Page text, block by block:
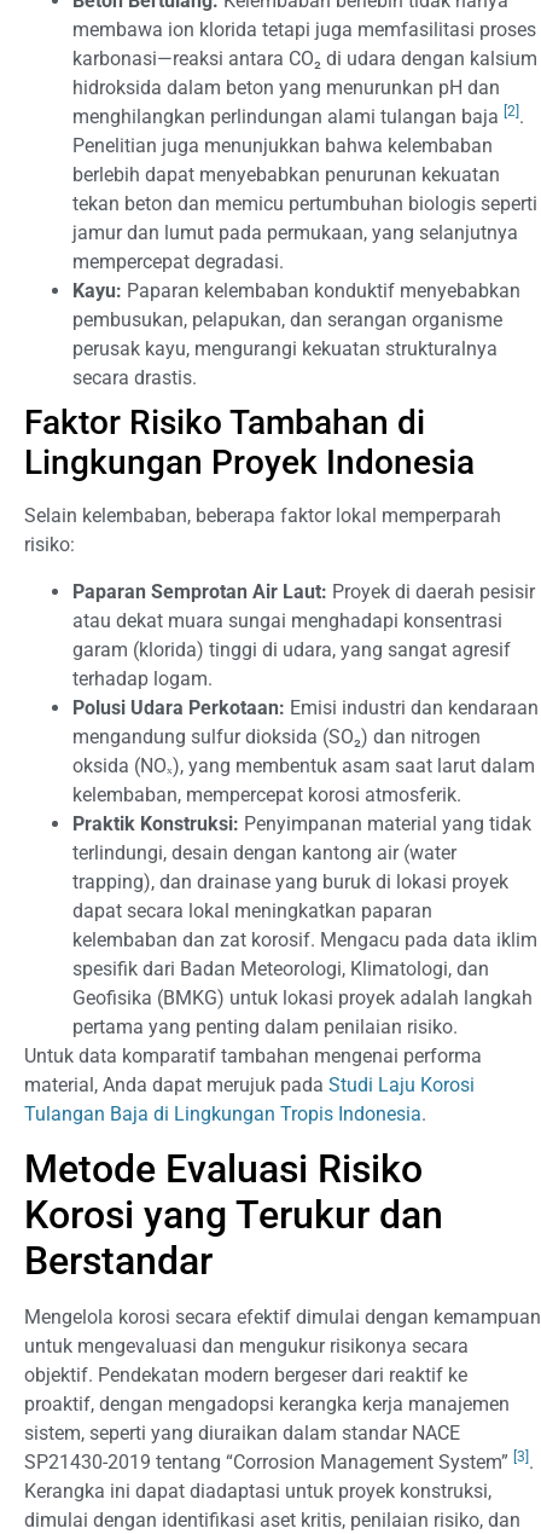
membawa ion klorida tetapi juga memfasilitasi proses
karbonasi—reaksi antara CO₂ di udara dengan kalsium
hidroksida dalam beton yang menurunkan pH dan
menghilangkan perlindungan alami tulangan baja [2] .
Penelitian juga menunjukkan bahwa kelembaban
berlebih dapat menyebabkan penurunan kekuatan
tekan beton dan memicu pertumbuhan biologis seperti
jamur dan lumut pada permukaan, yang selanjutnya
mempercepat degradasi.
Kayu: Paparan kelembaban konduktif menyebabkan
pembusukan, pelapukan, dan serangan organisme
perusak kayu, mengurangi kekuatan strukturalnya
secara drastis.
Faktor Risiko Tambahan di
Lingkungan Proyek Indonesia
Selain kelembaban, beberapa faktor lokal memperparah
risiko:
Paparan Semprotan Air Laut: Proyek di daerah pesisir
atau dekat muara sungai menghadapi konsentrasi
garam (klorida) tinggi di udara, yang sangat agresif
terhadap logam.
Polusi Udara Perkotaan: Emisi industri dan kendaraan
mengandung sulfur dioksida (SO₂) dan nitrogen
oksida (NOₓ), yang membentuk asam saat larut dalam
kelembaban, mempercepat korosi atmosferik.
Praktik Konstruksi: Penyimpanan material yang tidak
terlindungi, desain dengan kantong air (water
trapping), dan drainase yang buruk di lokasi proyek
dapat secara lokal meningkatkan paparan
kelembaban dan zat korosif. Mengacu pada data iklim
spesifik dari Badan Meteorologi, Klimatologi, dan
Geofisika (BMKG) untuk lokasi proyek adalah langkah
pertama yang penting dalam penilaian risiko.
Untuk data komparatif tambahan mengenai performa
material, Anda dapat merujuk pada Studi Laju Korosi
Tulangan Baja di Lingkungan Tropis Indonesia.
Metode Evaluasi Risiko
Korosi yang Terukur dan
Berstandar
Mengelola korosi secara efektif dimulai dengan kemampuan
untuk mengevaluasi dan mengukur risikonya secara
objektif. Pendekatan modern bergeser dari reaktif ke
proaktif, dengan mengadopsi kerangka kerja manajemen
sistem, seperti yang diuraikan dalam standar NACE
SP21430-2019 tentang “Corrosion Management System” [3] .
Kerangka ini dapat diadaptasi untuk proyek konstruksi,
dimulai dengan identifikasi aset kritis, penilaian risiko, dan